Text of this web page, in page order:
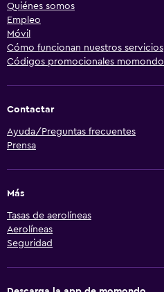
Quiénes somos
Empleo
Móvil
Cómo funcionan nuestros servicios
Códigos promocionales momondo
Contactar
Ayuda/Preguntas frecuentes
Prensa
Más
Tasas de aerolíneas
Aerolíneas
Seguridad